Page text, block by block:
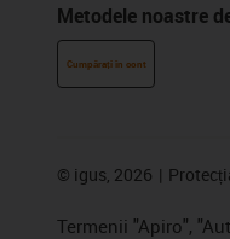
Metodele noastre
Cumpărați în cont
© igus, 2026
Termenii "Apiro",